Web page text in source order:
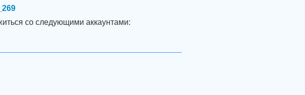
со следующими аккаунтами: